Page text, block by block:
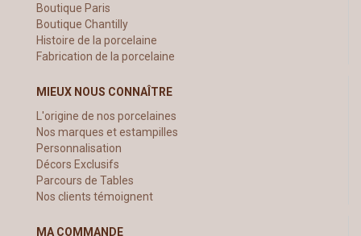
Boutique Paris
Boutique Chantilly
Histoire de la porcelaine
Fabrication de la porcelaine
MIEUX NOUS CONNAÎTRE
L'origine de nos porcelaines
Nos marques et estampilles
Personnalisation
Décors Exclusifs
Parcours de Tables
Nos clients témoignent
MA COMMANDE